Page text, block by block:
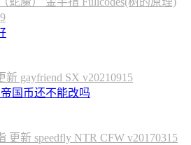
gayfriend SX v20210915
国币还不能改吗
更新 speedfly NTR CFW v20170315